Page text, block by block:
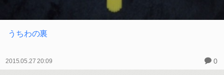
うちわの裏
2015.05.27 20:09 0